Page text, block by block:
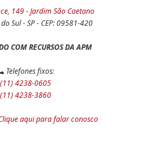
149 - Jardim São Caetano
Sul - SP - CEP: 09581-420
COM RECURSOS DA APM
Telefones fixos:
(11) 4238-0605
(11) 4238-3860
aqui para falar conosco